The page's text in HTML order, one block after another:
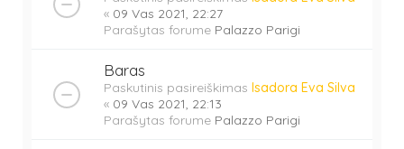
« 09 Vas 2021, 22:27
Parašytas forume Palazzo Parigi
Baras
Paskutinis pasireiškimas Isadora Eva Silva
« 09 Vas 2021, 22:13
Parašytas forume Palazzo Parigi